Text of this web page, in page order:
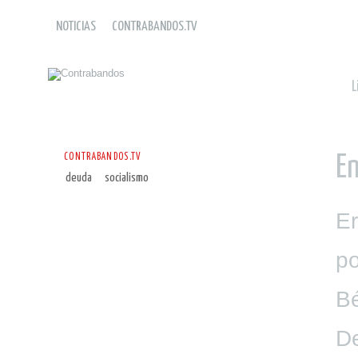
NOTICIAS CONTRABANDOS.TV
CONTRABANDOS.TV
deuda socialismo